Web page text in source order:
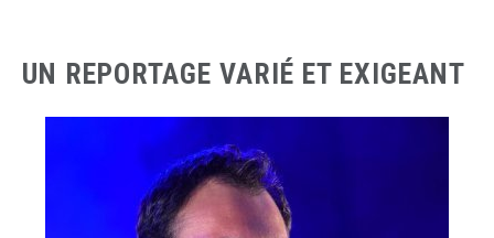
UN REPORTAGE VARIÉ ET EXIGEANT